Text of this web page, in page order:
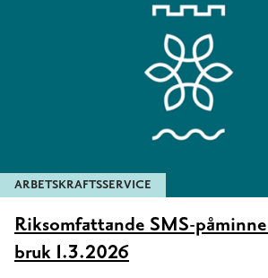
ARBETSKRAFTSSERVICE
Riksomfattande SMS-
bruk 1.3.2026